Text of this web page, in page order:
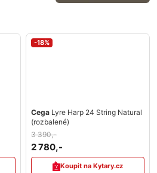
-18%
Cega Lyre Harp 24 String Natural
(rozbalené)
3 390,-
2 780,-
Koupit na Kytary.cz